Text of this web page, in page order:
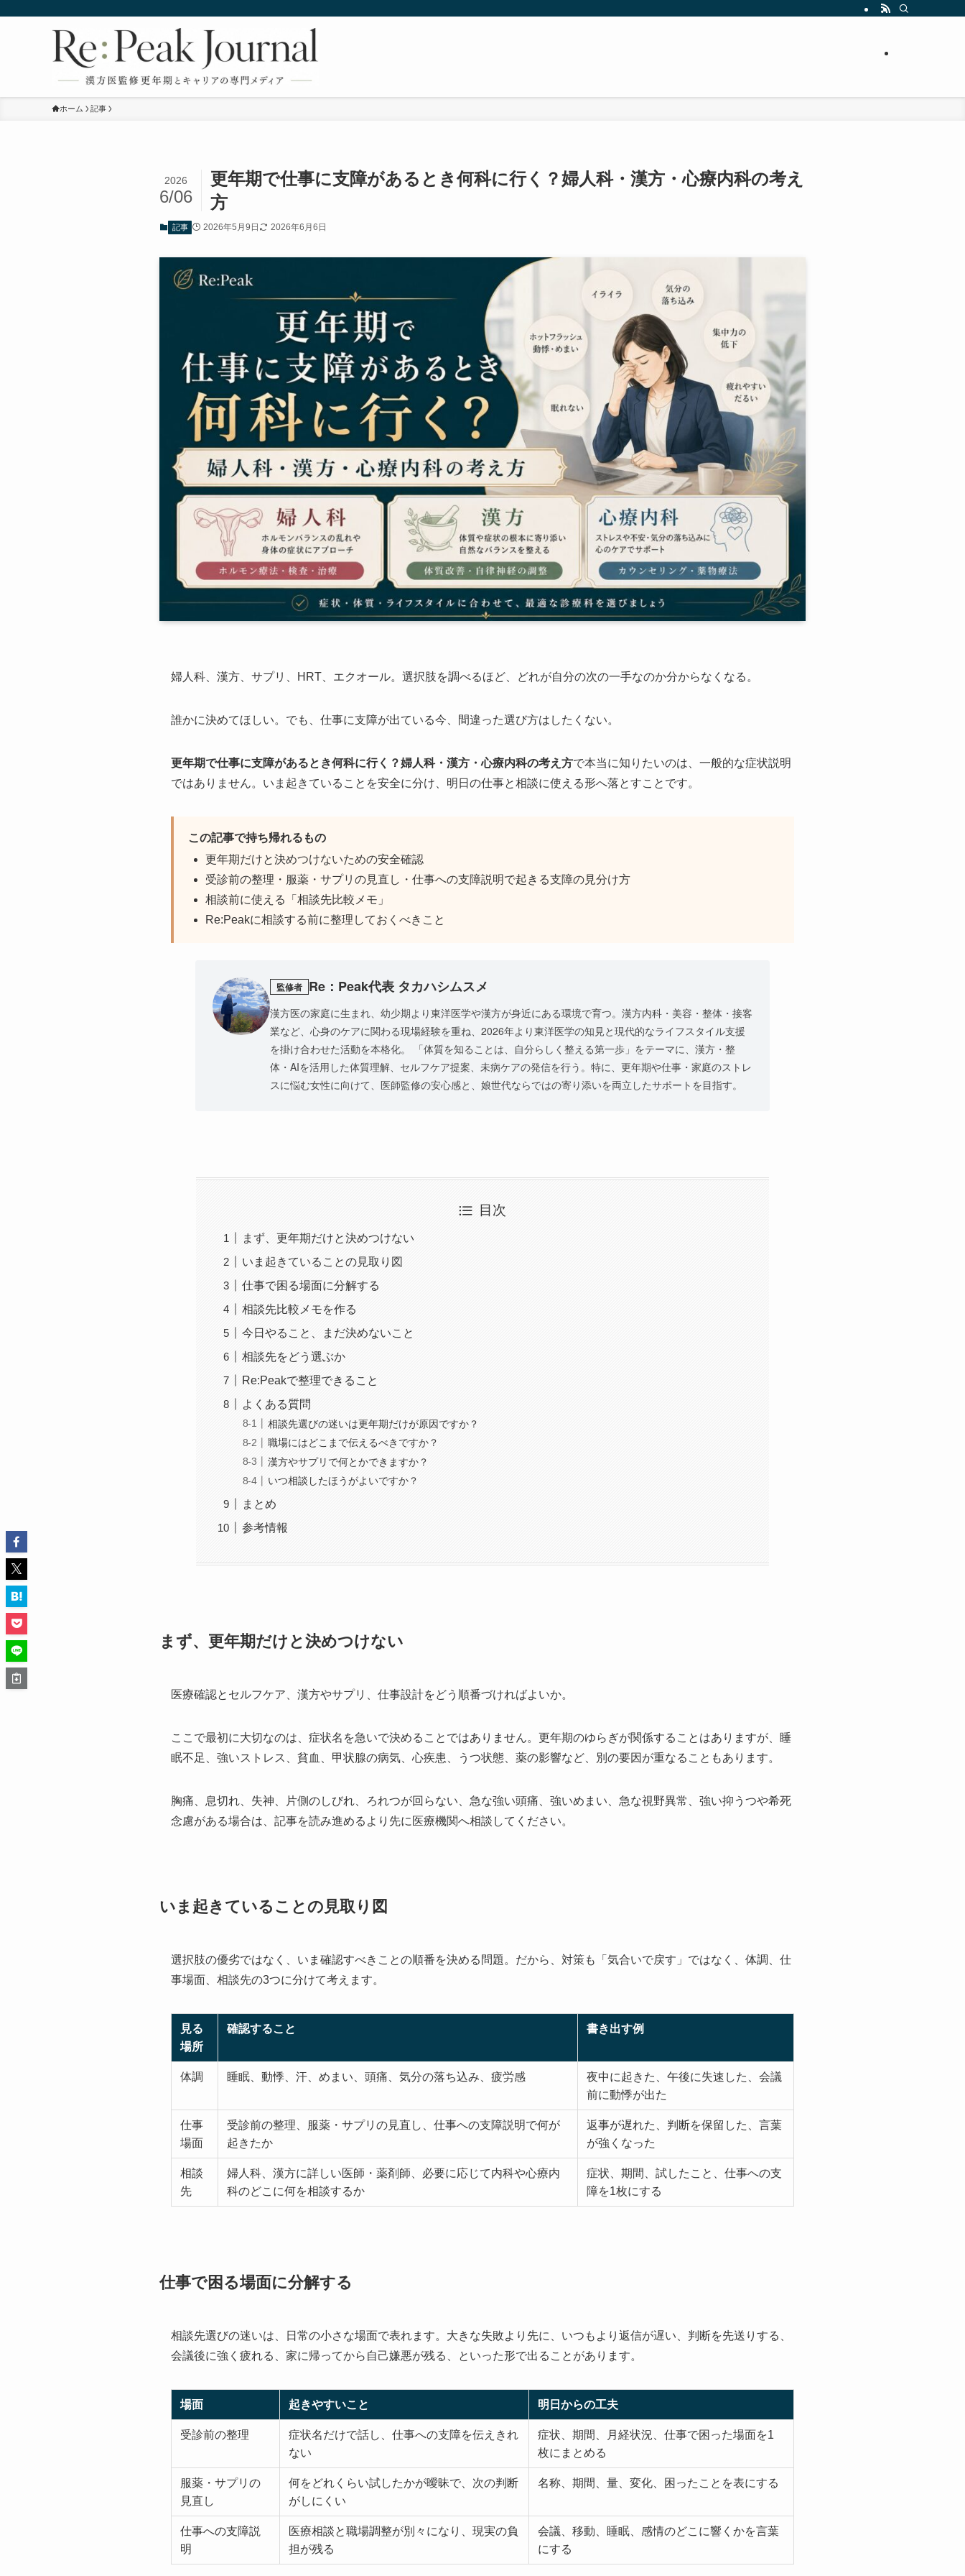
ホーム 記事
更年期で仕事に支障があるとき何科に行く？婦人科・漢方・心療内科の考え
方
2026
6/06
記事 2026年5月9日 2026年6月6日
婦人科、漢方、サプリ、HRT、エクオール。選択肢を調べるほど、どれが自分の次の一手なのか分からなくなる。
誰かに決めてほしい。でも、仕事に支障が出ている今、間違った選び方はしたくない。
更年期で仕事に支障があるとき何科に行く？婦人科・漢方・心療内科の考え方で本当に知りたいのは、一般的な症状説明
ではありません。いま起きていることを安全に分け、明日の仕事と相談に使える形へ落とすことです。
この記事で持ち帰れるもの
更年期だけと決めつけないための安全確認
受診前の整理・服薬・サプリの見直し・仕事への支障説明で起きる支障の見分け方
相談前に使える「相談先比較メモ」
Re:Peakに相談する前に整理しておくべきこと
監修者 Re：Peak代表 タカハシムスメ
漢方医の家庭に生まれ、幼少期より東洋医学や漢方が身近にある環境で育つ。漢方内科・美容・整体・接客
業など、心身のケアに関わる現場経験を重ね、2026年より東洋医学の知見と現代的なライフスタイル支援
を掛け合わせた活動を本格化。 「体質を知ることは、自分らしく整える第一歩」をテーマに、漢方・整
体・AIを活用した体質理解、セルフケア提案、未病ケアの発信を行う。特に、更年期や仕事・家庭のストレ
スに悩む女性に向けて、医師監修の安心感と、娘世代ならではの寄り添いを両立したサポートを目指す。
目次
まず、更年期だけと決めつけない
いま起きていることの見取り図
仕事で困る場面に分解する
相談先比較メモを作る
今日やること、まだ決めないこと
相談先をどう選ぶか
Re:Peakで整理できること
よくある質問
相談先選びの迷いは更年期だけが原因ですか？
職場にはどこまで伝えるべきですか？
漢方やサプリで何とかできますか？
いつ相談したほうがよいですか？
まとめ
参考情報
まず、更年期だけと決めつけない
医療確認とセルフケア、漢方やサプリ、仕事設計をどう順番づければよいか。
ここで最初に大切なのは、症状名を急いで決めることではありません。更年期のゆらぎが関係することはありますが、睡
眠不足、強いストレス、貧血、甲状腺の病気、心疾患、うつ状態、薬の影響など、別の要因が重なることもあります。
胸痛、息切れ、失神、片側のしびれ、ろれつが回らない、急な強い頭痛、強いめまい、急な視野異常、強い抑うつや希死
念慮がある場合は、記事を読み進めるより先に医療機関へ相談してください。
いま起きていることの見取り図
選択肢の優劣ではなく、いま確認すべきことの順番を決める問題。だから、対策も「気合いで戻す」ではなく、体調、仕
事場面、相談先の3つに分けて考えます。
見る
場所
確認すること 書き出す例
体調 睡眠、動悸、汗、めまい、頭痛、気分の落ち込み、疲労感
夜中に起きた、午後に失速した、会議
前に動悸が出た
仕事
場面
受診前の整理、服薬・サプリの見直し、仕事への支障説明で何が
起きたか
返事が遅れた、判断を保留した、言葉
が強くなった
相談
先
婦人科、漢方に詳しい医師・薬剤師、必要に応じて内科や心療内
科のどこに何を相談するか
症状、期間、試したこと、仕事への支
障を1枚にする
仕事で困る場面に分解する
相談先選びの迷いは、日常の小さな場面で表れます。大きな失敗より先に、いつもより返信が遅い、判断を先送りする、
会議後に強く疲れる、家に帰ってから自己嫌悪が残る、といった形で出ることがあります。
場面 起きやすいこと 明日からの工夫
受診前の整理
症状名だけで話し、仕事への支障を伝えきれ
ない
症状、期間、月経状況、仕事で困った場面を1
枚にまとめる
服薬・サプリの
見直し
何をどれくらい試したかが曖昧で、次の判断
がしにくい
名称、期間、量、変化、困ったことを表にする
仕事への支障説
明
医療相談と職場調整が別々になり、現実の負
担が残る
会議、移動、睡眠、感情のどこに響くかを言葉
にする